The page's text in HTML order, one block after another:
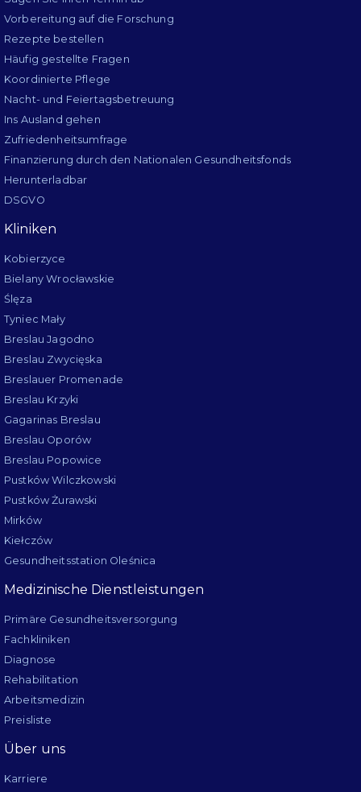
Vorbereitung auf die Forschung
Rezepte bestellen
Häufig gestellte Fragen
Koordinierte Pflege
Nacht- und Feiertagsbetreuung
Ins Ausland gehen
Zufriedenheitsumfrage
Finanzierung durch den Nationalen Gesundheitsfonds
Herunterladbar
DSGVO
Kliniken
Kobierzyce
Bielany Wrocławskie
Ślęza
Tyniec Mały
Breslau Jagodno
Breslau Zwycięska
Breslauer Promenade
Breslau Krzyki
Gagarinas Breslau
Breslau Oporów
Breslau Popowice
Pustków Wilczkowski
Pustków Żurawski
Mirków
Kiełczów
Gesundheitsstation Oleśnica
Medizinische Dienstleistungen
Primäre Gesundheitsversorgung
Fachkliniken
Diagnose
Rehabilitation
Arbeitsmedizin
Preisliste
Über uns
Karriere